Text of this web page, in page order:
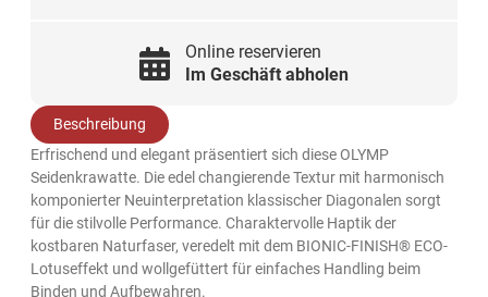
Online reservieren
Im Geschäft abholen
Beschreibung
Erfrischend und elegant präsentiert sich diese OLYMP
Seidenkrawatte. Die edel changierende Textur mit harmonisch
komponierter Neuinterpretation klassischer Diagonalen sorgt
für die stilvolle Performance. Charaktervolle Haptik der
kostbaren Naturfaser, veredelt mit dem BIONIC-FINISH® ECO-
Lotuseffekt und wollgefüttert für einfaches Handling beim
Binden und Aufbewahren.